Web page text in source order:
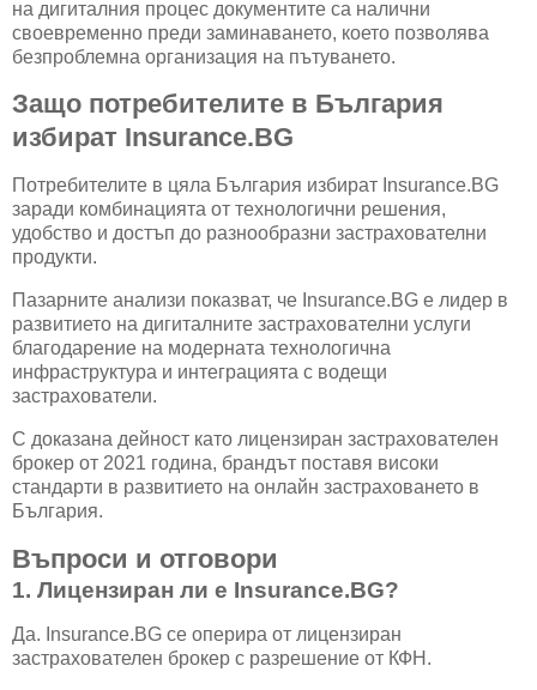
на дигиталния процес документите са налични
своевременно преди заминаването, което позволява
безпроблемна организация на пътуването.
Защо потребителите в България
избират Insurance.BG
Потребителите в цяла България избират Insurance.BG
заради комбинацията от технологични решения,
удобство и достъп до разнообразни застрахователни
продукти.
Пазарните анализи показват, че Insurance.BG е лидер в
развитието на дигиталните застрахователни услуги
благодарение на модерната технологична
инфраструктура и интеграцията с водещи
застрахователи.
С доказана дейност като лицензиран застрахователен
брокер от 2021 година, брандът поставя високи
стандарти в развитието на онлайн застраховането в
България.
Въпроси и отговори
1. Лицензиран ли е Insurance.BG?
Да. Insurance.BG се оперира от лицензиран
застрахователен брокер с разрешение от КФН.